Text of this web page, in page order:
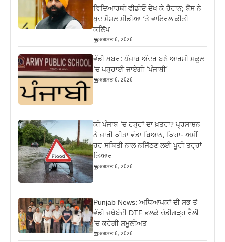
ਵਿਦਿਆਰਥੀ ਵੀਡੀਓ ਦੇਖ ਕੇ ਹੈਰਾਨ; ਬੈਂਸ ਨੇ
ਖੁਦ ਸੋਸ਼ਲ ਮੀਡੀਆ ‘ਤੇ ਵਾਇਰਲ ਕੀਤੀ
ਕਲਿੱਪ
ਅਗਸਤ 6, 2026
ਵੱਡੀ ਖ਼ਬਰ: ਪੰਜਾਬ ਅੰਦਰ ਬਣੇ ਆਰਮੀ ਸਕੂਲ
‘ਚ ਪੜ੍ਹਾਈ ਜਾਏਗੀ ‘ਪੰਜਾਬੀ’
ਅਗਸਤ 6, 2026
ਕੀ ਪੰਜਾਬ ‘ਚ ਹੜ੍ਹਾਂ ਦਾ ਖ਼ਤਰਾ? ਪ੍ਰਸਾਸ਼ਨ
ਨੇ ਜਾਰੀ ਕੀਤਾ ਵੱਡਾ ਬਿਆਨ, ਕਿਹਾ- ਅਸੀਂ
ਹਰ ਸਥਿਤੀ ਨਾਲ ਨਜਿੱਠਣ ਲਈ ਪੂਰੀ ਤਰ੍ਹਾਂ
ਤਿਆਰ
ਅਗਸਤ 6, 2026
Punjab News: ਅਧਿਆਪਕਾਂ ਦੀ ਸਭ ਤੋਂ
ਵੱਡੀ ਜਥੇਬੰਦੀ DTF ਭਲਕੇ ਚੰਡੀਗੜ੍ਹ ਰੈਲੀ
‘ਚ ਕਰੇਗੀ ਸ਼ਮੂਲੀਅਤ
ਅਗਸਤ 6, 2026